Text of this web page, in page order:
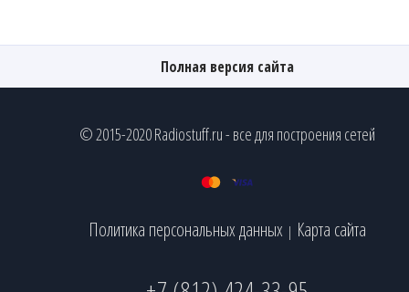
Полная версия сайта
© 2015-2020 Radiostuff.ru - все для построения сетей
Политика персональных данных | Карта сайта